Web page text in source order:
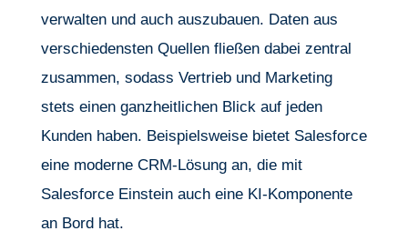
verwalten und auch auszubauen. Daten aus
verschiedensten Quellen fließen dabei zentral
zusammen, sodass Vertrieb und Marketing
stets einen ganzheitlichen Blick auf jeden
Kunden haben. Beispielsweise bietet Salesforce
eine moderne CRM-Lösung an, die mit
Salesforce Einstein auch eine KI-Komponente
an Bord hat.